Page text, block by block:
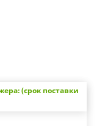
(срок поставки